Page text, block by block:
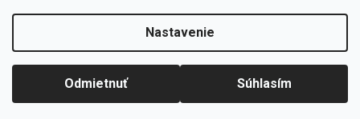
Nastavenie
Odmietnuť Súhlasím
. Všetky práva vyhradené.